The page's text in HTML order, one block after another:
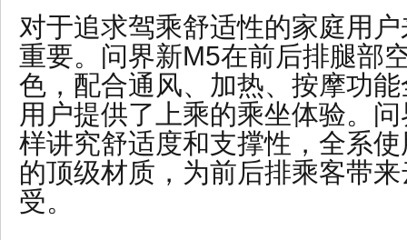
对于追求驾乘舒适性的家庭用
重要。问界新M5在前后排腿部
色，配合通风、加热、按摩功
用户提供了上乘的乘坐体验。
样讲究舒适度和支撑性，全系
的顶级材质，为前后排乘客带
受。